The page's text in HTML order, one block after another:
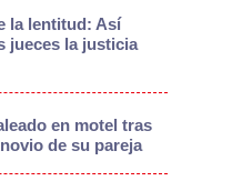
la lentitud: Así
jueces la justicia
en motel tras
de su pareja